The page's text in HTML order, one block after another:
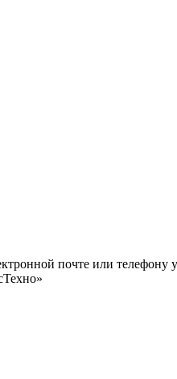
почте или телефону